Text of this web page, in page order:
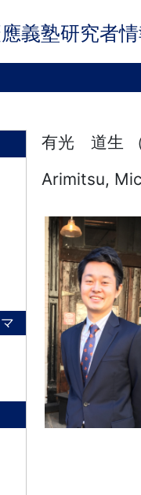
義塾研究者
有光 道生
Arimitsu,